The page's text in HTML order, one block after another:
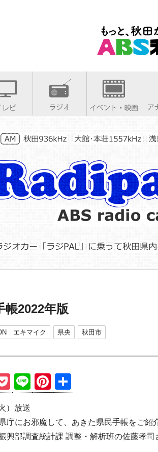
帳2022年版
エキマイク 県央 秋田市
P
o
ck
et
Li
n
e
Pi
nt
er
e
有
）放送
庁にお邪魔して、あきた県民手帳をご紹
興部調査統計課 調整・解析班の佐藤孝司